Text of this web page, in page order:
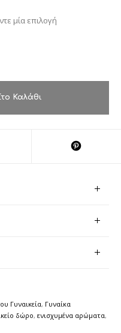
Καλάθι
Γυναικεία, Γυναίκα
δώρο,ενισχυμένα αρώματα,